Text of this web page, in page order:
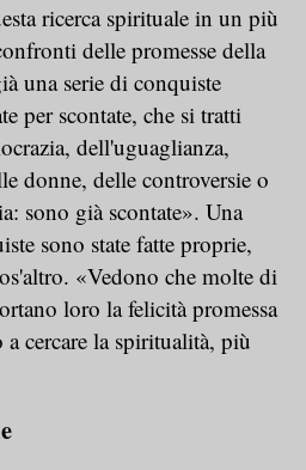
ricerca spirituale in un più
delle promesse della
una serie di conquiste
per scontate, che si tratti
dell'uguaglianza,
donne, delle controversie o
sono già scontate». Una
sono state fatte proprie,
«Vedono che molte di
loro la felicità promessa
cercare la spiritualità, più